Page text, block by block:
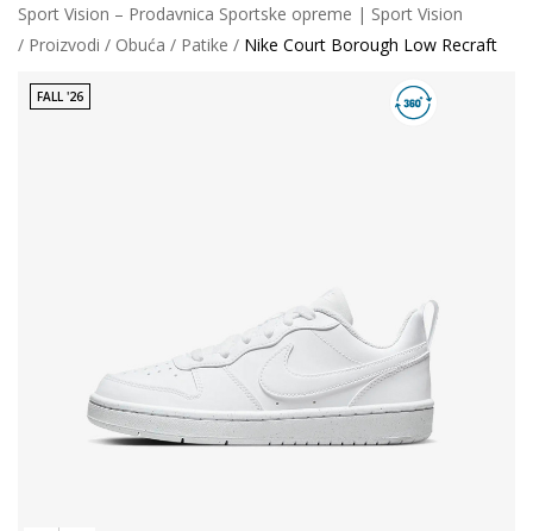
Sport Vision – Prodavnica Sportske opreme | Sport Vision
Proizvodi
Obuća Patike Nike Court Borough Low Recraft
FALL '26